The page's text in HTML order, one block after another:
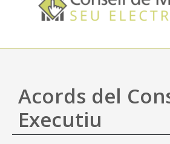
Acords del
Executiu